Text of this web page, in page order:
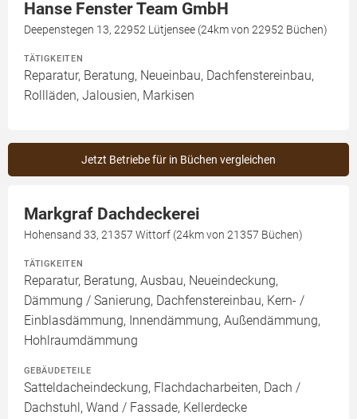
Hanse Fenster Team GmbH
Deepenstegen 13, 22952 Lütjensee (24km von 22952 Büchen)
TÄTIGKEITEN
Reparatur, Beratung, Neueinbau, Dachfenstereinbau,
Rollläden, Jalousien, Markisen
Jetzt Betriebe für in Büchen vergleichen
Markgraf Dachdeckerei
Hohensand 33, 21357 Wittorf (24km von 21357 Büchen)
TÄTIGKEITEN
Reparatur, Beratung, Ausbau, Neueindeckung,
Dämmung / Sanierung, Dachfenstereinbau, Kern- /
Einblasdämmung, Innendämmung, Außendämmung,
Hohlraumdämmung
GEBÄUDETEILE
Satteldacheindeckung, Flachdacharbeiten, Dach /
Dachstuhl, Wand / Fassade, Kellerdecke